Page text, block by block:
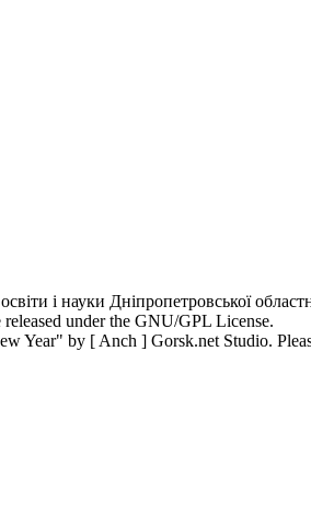
і науки Дніпропетровської
released under the GNU/GPL License.
Year" by [ Anch ] Gorsk.net Studio.